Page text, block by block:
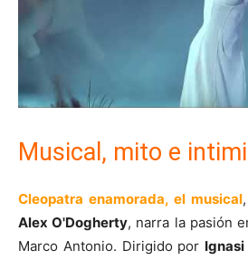
Musical, mito e
Cleopatra enamorada, el musical
Alex O'Dogherty, narra la pasión
Marco Antonio. Dirigido por